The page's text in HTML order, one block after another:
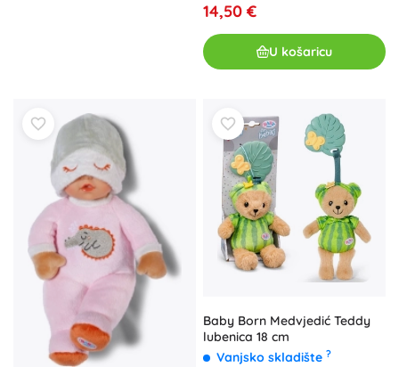
14,50 €
U košaricu
Baby Born Medvjedić Teddy
lubenica 18 cm
Vanjsko skladište ?